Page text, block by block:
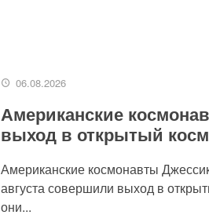
06.08.2026
Американские
выход в открытый
Американские космонавты
августа совершили выход в
они...